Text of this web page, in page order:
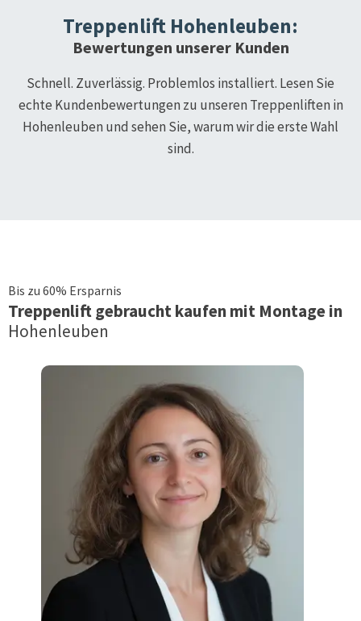
Treppenlift Hohenleuben:
Bewertungen unserer Kunden
Schnell. Zuverlässig. Problemlos installiert. Lesen Sie
echte Kundenbewertungen zu unseren Treppenliften in
Hohenleuben und sehen Sie, warum wir die erste Wahl
sind.
Bis zu 60% Ersparnis
Treppenliftgebraucht kaufen mit Montage in
Hohenleuben